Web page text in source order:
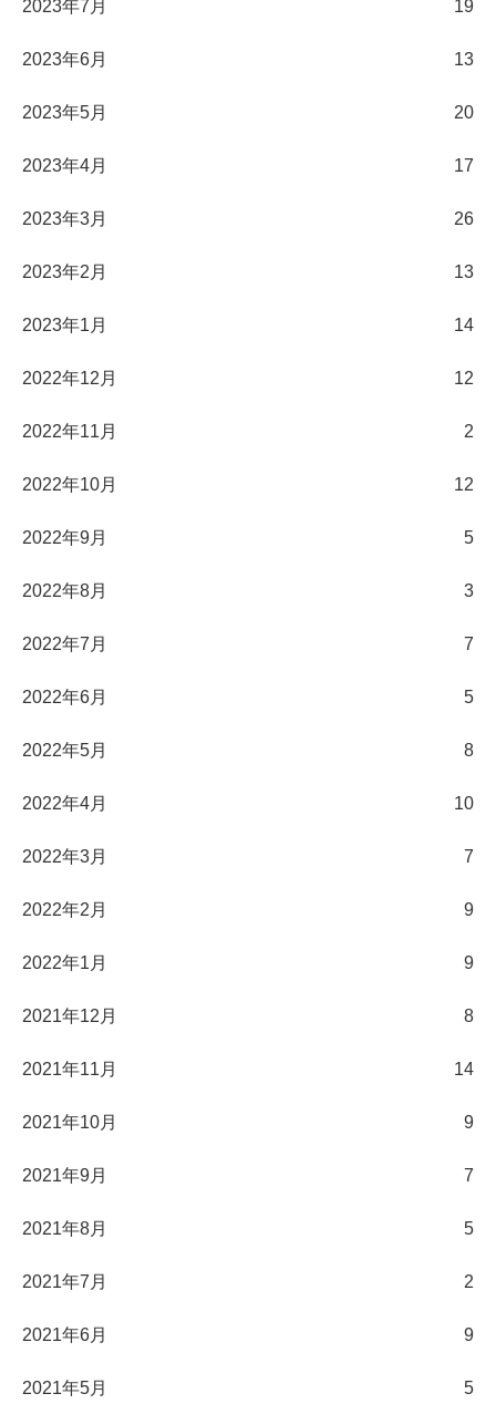
2023年7月 19
2023年6月 13
2023年5月 20
2023年4月 17
2023年3月 26
2023年2月 13
2023年1月 14
2022年12月 12
2022年11月 2
2022年10月 12
2022年9月 5
2022年8月 3
2022年7月 7
2022年6月 5
2022年5月 8
2022年4月 10
2022年3月 7
2022年2月 9
2022年1月 9
2021年12月 8
2021年11月 14
2021年10月 9
2021年9月 7
2021年8月 5
2021年7月 2
2021年6月 9
2021年5月 5